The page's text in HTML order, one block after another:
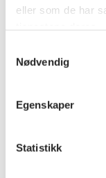
eller som de har
Nødvendig
Egenskaper
Statistikk
flere?
De viktigste
var ifølge de som
Å kunne drive